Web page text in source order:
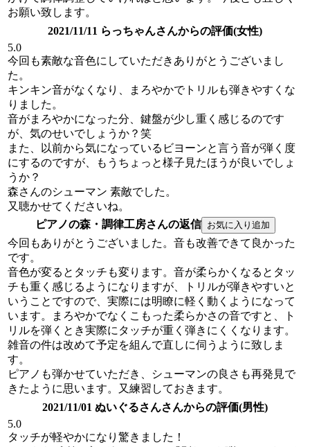
お願い致します。
2021/11/11 らっちゃんさんからの評価(女性)
5.0
今回も素敵な音色にしていただきありがとうございまし
た。
キンキン音がなくなり、まろやかでトリルも弾きやすくな
りました。
音がまろやかになった分、鍵盤が少し重く感じるのです
が、気のせいでしょうか？笑
また、以前から気になっているビヨーンと言う音が弾く度
にするのですが、もうちょっと様子見たほうが良いでしょ
うか？
森さんのシューマン 素敵でした。
又聴かせてくださいね。
ピアノの森・調律工房さんの返信
今回もありがとうございました。音も改善できて良かった
です。
音色が変るとタッチも変ります。音が柔らかくなるとタッ
チも重く感じるようになりますが、トリルが弾きやすいと
いうことですので、実際には明瞭に軽く動くようになって
います。まろやかでなくこもった柔らかさの音ですと、ト
リルを弾くとき実際にタッチが重く弾きにくくなります。
雑音の件は改めて予定を組んで直しに伺うように致しま
す。
ピアノも弾かせていただき、シューマンの良さも再発見で
きたように思います。又練習しておきます。
2021/11/01 ぬいぐるさんさんからの評価(男性)
5.0
タッチが軽やかになり驚きました！